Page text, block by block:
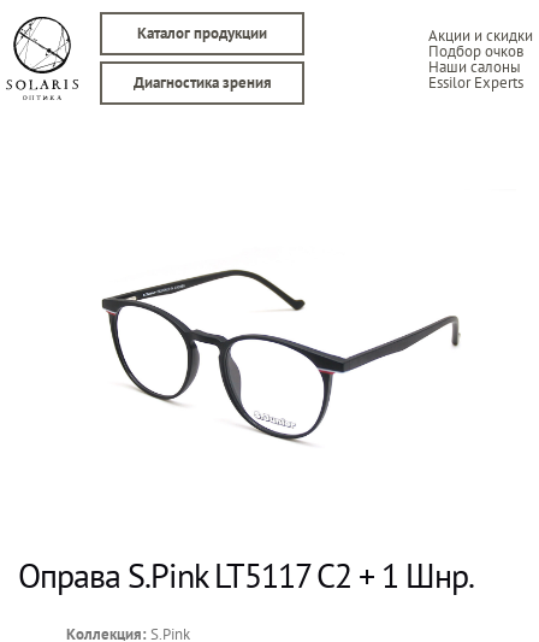
Каталог продукции Акции и скидки
Подбор очков
Наши салоны
Essilor Experts
Диагностика зрения
Оправа S.Pink LT5117 C2 + 1 Шнр.
Коллекция: S.Pink